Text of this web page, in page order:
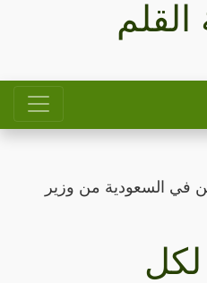
القلم
في السعودية من وزير